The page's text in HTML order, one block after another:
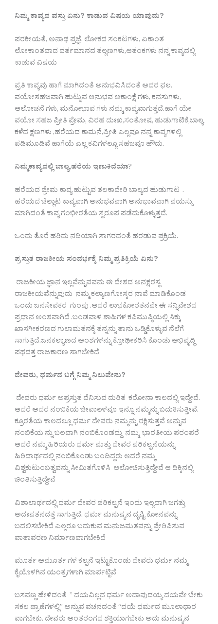
ನಿಮ್ಮ ಕಾವ್ಯದ ವಸ್ತು ಏನು? ಕಾಡುವ ವಿಷಯ ಯಾವುದು?
ಪರಕೀಯತೆ, ಅನಾಥ ಪ್ರಜ್ಞೆ, ಲೋಕದ ಸಂಕಟಗಳು, ಏಕಾಂತ
ಲೋಕಾಂತವಾದ ವರ್ತಮಾನದ ತಲ್ಲಣಗಳು,ಆತಂಕಗಳು ನನ್ನ ಕಾವ್ಯದಲ್ಲಿ
ಕಾಡುವ ವಿಷಯ
ಪ್ರತಿ ಕಾವ್ಯವು ಹಾಗೆ ಮಾಗಿದಂತೆ ಅನುಭವಿಸಿದಂತೆ ಅದರ ಫಲ.
ವಯೋಸಹಜವಾಗಿ ಹುಟ್ಟುವ ಆನುಭವ ಆಕಾಂಕ್ಷೆ ಗಳು, ಕನಸುಗಳು,
ಆಲೋಚನೆ ಗಳು, ಮನೋಭಾವ ಗಳು ನಮ್ಮ ಕಾವ್ಯವಾಗುತ್ತದೆ.ಹಾಗೆ ಯೇ
ವಯೋ ಸಹಜ ಪ್ರೀತಿ ಪ್ರೇಮ, ವಿರಹ ದುಃಖ,ಸಂತೋಷ, ಹುಡುಗಾಟಿಕೆ,ಬಾಲ್ಯ
ಕಳೆದ ಕ್ಷಣಗಳು ,ಹರೆಯದ ಕಾಮನೆ,ಪ್ರೀತಿ ಎಲ್ಲವೂ ನನ್ನ ಕಾವ್ಯಗಳಲ್ಲಿ
ಪಡಿಮೂಡಿವೆ ಹಾಗೆಯೆ ಎಲ್ಲ ಕವಿಗಳಲ್ಲೂ ಸಹಜವೂ ಹೌದು.
ನಿಮ್ಮ‌ಕಾವ್ಯದಲ್ಲಿ ಬಾಲ್ಯ,‌ಹರೆಯ ಇಣುಕಿದೆಯಾ?
ಹರೆಯದ ಪ್ರೇಮ ಕಾವ್ಯ ಹುಟ್ಟುವ ತಲಕಾವೇರಿ ಬಾಲ್ಯದ ಹುಡುಗಾಟ .
ಹರೆಯದ ಚೆಲ್ಲಾಟ ಕಾವ್ಯವಾಗಿ ಅನುಭವವಾಗಿ ಅನುಭಾವವಾಗಿ ವಯಸ್ಸು
ಮಾಗಿದಂತೆ ಕಾವ್ಯ ಗಂಭೀರತೆಯ ಸ್ವರೂಪ ಪಡೆದುಕೊಳ್ಳುತ್ತದೆ.
ಒಂದು ತೊರೆ ಹರಿದು ನದಿಯಾಗಿ ಸಾಗರದಂತೆ ಹರಡುವ ಪ್ರಕ್ರಿಯೆ.
ಪ್ರಸ್ತುತ ರಾಜಕೀಯ ಸಂದರ್ಭಕ್ಕೆ ನಿಮ್ಮ ಪ್ರತಿಕ್ರಿಯೆ ಏನು?
ರಾಜಕೀಯ ಜ್ಞಾನ ಇಲ್ಲವೆನ್ನುವವನು ಈ ದೇಶದ ಅನಕ್ಷರಸ್ಥ.
ರಾಜಕೀಯವೆನ್ನುವುದು ನಮ್ಮ ಕಲ್ಯಾಣಗೋಸ್ಕರ ನಾವೆ ಮಾಡಿಕೊಂಡ
ಒಂದು ಜನಸೇವಕರ ಗುಂಪು .ಆದರೆ ಲಾಭಕೋರತನವೇ ಈ ಸನ್ನಿವೇಶದ
ಪ್ರಧಾನ ಅಂಶವಾಗಿದೆ .ಬಂಡವಾಳ ಶಾಹಿಗಳ ಕಪಿಮುಷ್ಠಿಯಲ್ಲಿ ಸಿಕ್ಕು
ಖಾಸಗೀಕರಣದ ಗುಲಾಮತನಕ್ಕೆ ತನ್ನನ್ನು ತಾನು ಒಡ್ಡಿಕೊಳ್ಳುವ ನೆಲೆಗೆ
ಸಾಗುತ್ತಿದೆ.ಜನಕಲ್ಯಾಣದ ಅಂಶಗಳನ್ನು ಕ್ರೋಢೀಕರಿಸಿ ಕೊಂಡು ಅಭಿವೃದ್ಧಿ
ಪಥದತ್ತ ರಾಜಕಾರಣ ಸಾಗಬೇಕಿದೆ
ದೇವರು, ಧರ್ಮದ ಬಗ್ಗೆ ನಿಮ್ಮ ನಿಲುವೇನು?
ದೇವರು ಧರ್ಮ ಅಪ್ರಸ್ತುತ ವೆನಿಸುವ ದುರಿತ ಕರೋನಾ ಕಾಲದಲ್ಲಿ ಇದ್ದೇವೆ.
ಆದರೆ ಅದರ ನಂಬಿಕೆಯ ಜೀವಾಲಳವೂ ಇನ್ನೂ ನಮ್ಮನ್ನು ಬದುಕಿಸುತ್ತೀವೆ.
ಕ್ರೂರತೆಯ ಕಾಲದಲ್ಲೂ ಧರ್ಮ ದೇವರು ನಮ್ಮನ್ನು ರಕ್ಷಿಸುತ್ತವೆ ಅನ್ನುವ
ನಂಬಿಕೆಯ ನ್ನು ಬಲವಾಗಿ ನಂಬಿಕೊಂಡದ್ದು ನಮ್ಮ ಭಾರತೀಯ ಪರಂಪರೆ
ಆದರೆ ನಮ್ಮ ಹಿರಿಯರು ಧರ್ಮ ಮತ್ತು ದೇವರ ಪರಿಕಲ್ಪನೆಯನ್ನು
ಹಿರಿದಾರ್ಥದಲ್ಲಿ ನಂಬಿಕೊಂಡು ಬಂದಿದ್ದರು ಆದರೆ ನಮ್ಮ
ವಿಶ್ವಕುಟುಂಬತ್ವವನ್ನು ಸೀಮಿತಗೊಳಿಸಿ ಆಲೋಚಿಸುತ್ತಿದ್ದೇವೆ ಆ ದಿಕ್ಕಿನಲ್ಲಿ
ಚಿಂತಿಸುತ್ತಿದ್ದೇವೆ
ವಿಶಾಲಾರ್ಥದಲ್ಲಿ ಧರ್ಮ ದೇವರ ಪರಿಕಲ್ಪನೆ ಇಂದು ಇಲ್ಲದಾಗಿ ಜಗತ್ತು
ಅದಃಪತನದತ್ತ ಸಾಗುತ್ತಿದೆ. ಧರ್ಮ ಮನುಷ್ಯನ ದೃಷ್ಟಿ ಕೋನವನ್ನು
ಬದಲಿಸಬೇಕಿದೆ ಎಲ್ಲರೂ ಬದುಕುವ ಮನುಜಮತವನ್ನು ಪ್ರೇರಿಪಿಸುವ
ವಾತಾವರಣ ನಿರ್ಮಾಣವಾಗಬೇಕಿದೆ
ಮೂರ್ತ ಅಮೂರ್ತ ಗಳ ಕಲ್ಪನೆ ಇಟ್ಟುಕೊಂಡು ದೇವರು ಧರ್ಮ ನಮ್ಮ
ಕೈಯೊಳಗಿನ ಯಂತ್ರಗಳಾಗಿ ಮಾರ್ಪಟ್ಟಿವೆ
ಬಸವಣ್ಣ ಹೇಳಿದಂತೆ ” ದಯವಿಲ್ಲದ ಧರ್ಮ ಅದಾವುದಯ್ಯ ದಯವೇ ಬೇಕು
ಸಕಲ ಪ್ರಾಣೆಗಳಲ್ಲಿ” ಅನ್ನುವ ವಚನದಂತೆ “ದಯೆ ಧರ್ಮದ ಮೂಲಾಧಾರ
ವಾಗಬೇಕು. ದೇವರು ಅಂತರಂಗದ ಶಕ್ತಿಯಾಗಬೇಕು ಅದು ಮನುಷ್ಯನ